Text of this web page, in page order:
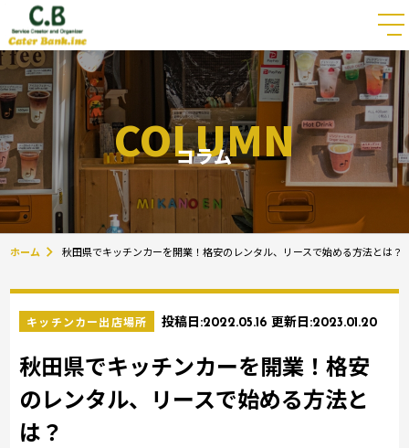
COLUMN
コラム
ホーム 秋田県でキッチンカーを開業！格安のレンタル、リースで始める方法とは？
キッチンカー出店場所 投稿日:2022.05.16 更新日:2023.01.20
秋田県でキッチンカーを開業！格安
のレンタル、リースで始める方法と
は？